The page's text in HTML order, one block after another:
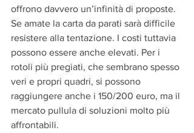
offrono davvero un’infinità di proposte.
Se amate la carta da parati sarà difficile
resistere alla tentazione. I costi tuttavia
possono essere anche elevati. Per i
rotoli più pregiati, che sembrano spesso
veri e propri quadri, si possono
raggiungere anche i 150/200 euro, ma il
mercato pullula di soluzioni molto più
affrontabili.